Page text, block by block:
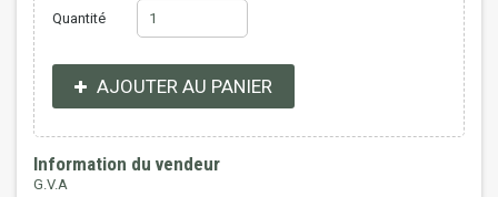
Quantité
AJOUTER AU PANIER
Information du vendeur
G.V.A